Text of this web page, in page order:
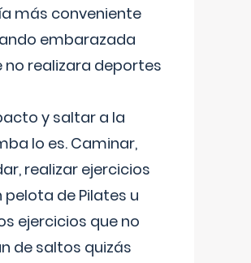
más conveniente
embarazada
no realizara deportes
y saltar a la
lo es. Caminar,
realizar ejercicios
pelota de Pilates u
ejercicios que no
de saltos quizás